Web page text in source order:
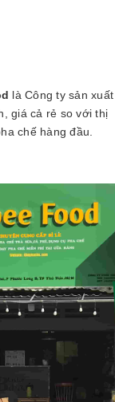
là Công ty sản
giá cả rẻ so với thị
chế hàng đầu.